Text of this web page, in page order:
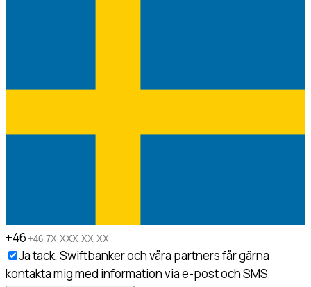
+46
Ja tack, Swiftbanker och våra partners får gärna
kontakta mig med information via e-post och SMS